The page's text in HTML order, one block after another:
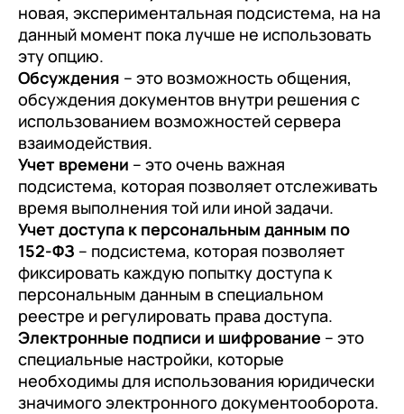
новая, экспериментальная подсистема, на на
данный момент пока лучше не использовать
эту опцию.
Обсуждения – это возможность общения,
обсуждения документов внутри решения с
использованием возможностей сервера
взаимодействия.
Учет времени – это очень важная
подсистема, которая позволяет отслеживать
время выполнения той или иной задачи.
Учет доступа к персональным данным по
152-ФЗ – подсистема, которая позволяет
фиксировать каждую попытку доступа к
персональным данным в специальном
реестре и регулировать права доступа.
Электронные подписи и шифрование – это
специальные настройки, которые
необходимы для использования юридически
значимого электронного документооборота.